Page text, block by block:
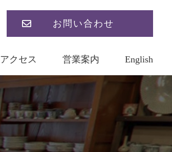
お問い合わせ
アクセス 営業案内 English